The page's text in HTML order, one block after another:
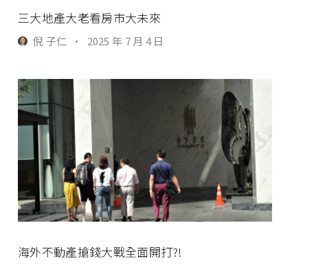
三大地產大老看房市大未來
倪 子仁 · 2025 年 7 月 4 日
海外不動產搶錢大戰全面開打?!